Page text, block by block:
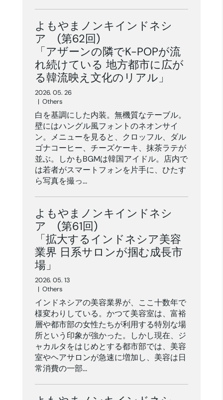
よもやまノンキインドネシ
ア (第62回)
「アザーンの隣でK-POPが流
れ続けている 地方都市に広が
る韓流映え文化のリアル」
2026. 05. 26
| Others
白を基調にした内装。無機質なテーブル。
壁にはハングル風フォントのネオンサイ
ン。メニューを見ると、クロッフル、ダル
ゴナコーヒー、チーズケーキ、抹茶ラテが
並ぶ。しかもBGMは韓国アイドル。店内で
は若者がスマートフォンを片手に、ひたす
ら写真を撮っ...
よもやまノンキインドネシ
ア (第61回)
「拡大するインドネシア美容
業界 日系サロンが掴む成長市
場」
2026. 05. 13
| Others
インドネシアの美容業界が、ここ十数年で
様変わりしている。かつて美容室は、富裕
層や都市部の女性たちが利用する特別な場
所という印象が強かった。しかし現在、ジ
ャカルタをはじめとする都市部では、美容
室やヘアサロンが急速に増加し、美容は日
常消費の一部...